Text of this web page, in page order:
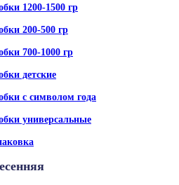
1200-1500 гр
200-500 гр
700-1000 гр
детские
с символом года
универсальные